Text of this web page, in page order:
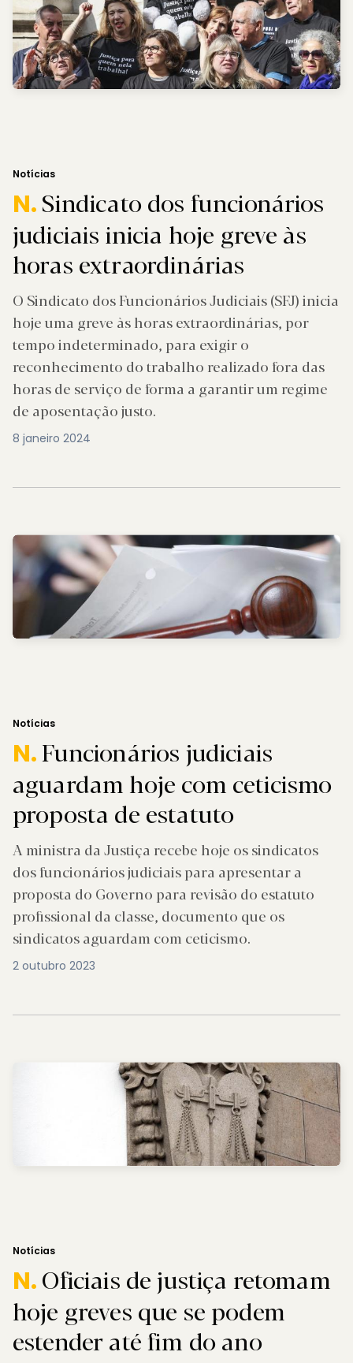
Notícias
N.Sindicato dos funcionários
judiciais inicia hoje greve às
horas extraordinárias
O Sindicato dos Funcionários Judiciais (SFJ) inicia
hoje uma greve às horas extraordinárias, por
tempo indeterminado, para exigir o
reconhecimento do trabalho realizado fora das
horas de serviço de forma a garantir um regime
de aposentação justo.
8 janeiro 2024
Notícias
N.Funcionários judiciais
aguardam hoje com ceticismo
proposta de estatuto
A ministra da Justiça recebe hoje os sindicatos
dos funcionários judiciais para apresentar a
proposta do Governo para revisão do estatuto
profissional da classe, documento que os
sindicatos aguardam com ceticismo.
2 outubro 2023
Notícias
N.Oficiais de justiça retomam
hoje greves que se podem
estender até fim do ano